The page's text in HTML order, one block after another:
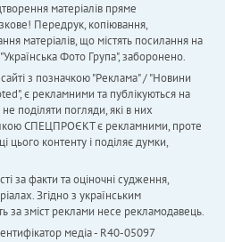
матеріалів пряме
Передрук, копіювання,
матеріалів, що містять посилання на
Фото Група", заборонено.
з позначкою "Реклама" / "Новини
є рекламними та публікуються на
поділяти погляди, які в них
СПЕЦПРОЄКТ є рекламними, проте
цього контенту і поділяє думки,
за факти та оціночні судження,
Згідно з українським
за зміст реклами несе рекламодавець.
медіа - R40-05097